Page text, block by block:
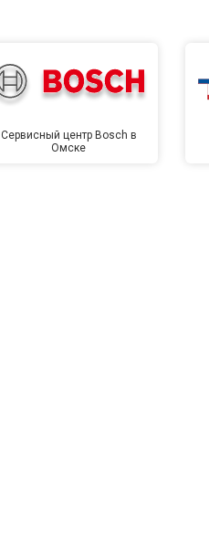
Сервисный центр Bosch в
Омске